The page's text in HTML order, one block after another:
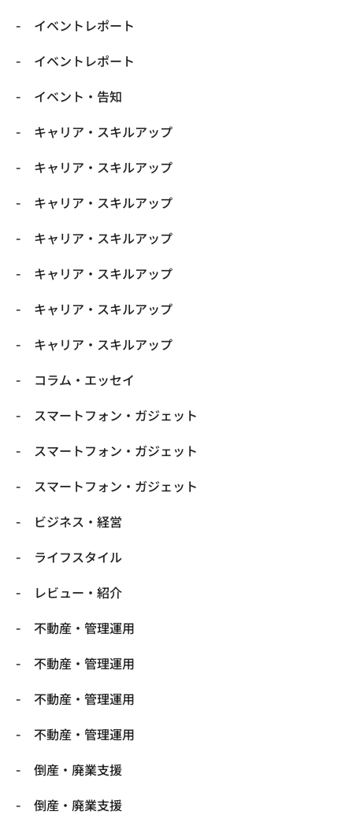
イベントレポート
イベントレポート
イベント・告知
キャリア・スキルアップ
キャリア・スキルアップ
キャリア・スキルアップ
キャリア・スキルアップ
キャリア・スキルアップ
キャリア・スキルアップ
キャリア・スキルアップ
コラム・エッセイ
スマートフォン・ガジェット
スマートフォン・ガジェット
スマートフォン・ガジェット
ビジネス・経営
ライフスタイル
レビュー・紹介
不動産・管理運用
不動産・管理運用
不動産・管理運用
不動産・管理運用
倒産・廃業支援
倒産・廃業支援